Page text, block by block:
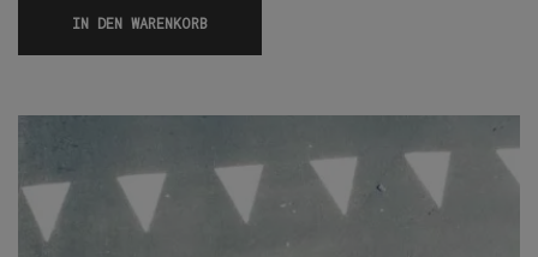
IN DEN WARENKORB